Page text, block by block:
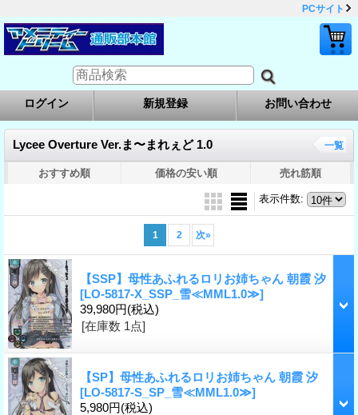
PCサイト
ログイン 新規登録 お問い合わせ
Lycee Overture Ver.ま〜まれぇど 1.0 一覧
おすすめ順 価格の安い順 売れ筋順
表示件数:
1 2 次»
【SSP】母性あふれるロリお姉ちゃん 朝霞 汐
[LO-5817-X_SSP_雪≪MML1.0≫]
39,980円(税込)
[在庫数 1点]
【SP】母性あふれるロリお姉ちゃん 朝霞 汐
[LO-5817-S_SP_雪≪MML1.0≫]
5,980円(税込)